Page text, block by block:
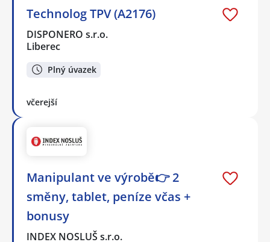
Technolog TPV (A2176)
DISPONERO s.r.o.
Liberec
Plný úvazek
včerejší
Manipulant ve výrobě👉 2
směny, tablet, peníze včas +
bonusy
INDEX NOSLUŠ s.r.o.